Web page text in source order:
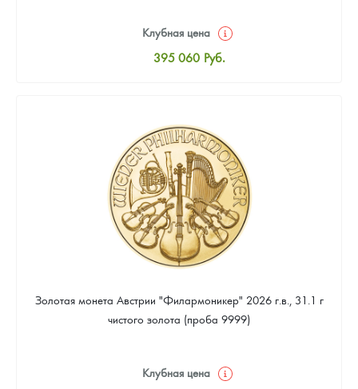
Клубная цена
395 060 Руб.
Цена выкупа
375 307 Руб.
Золотая монета Австрии "Филармоникер" 2026 г.в., 31.1 г
чистого золота (проба 9999)
Клубная цена